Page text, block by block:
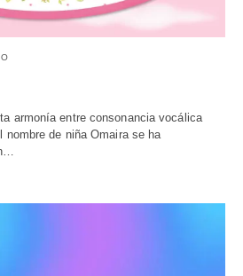
armonía entre consonancia vocálica
nombre de niña Omaira se ha